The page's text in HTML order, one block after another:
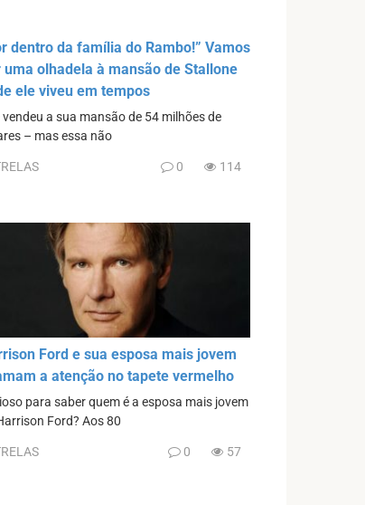
dentro da família do Rambo!” Vamos
uma olhadela à mansão de Stallone
ele viveu em tempos
vendeu a sua mansão de 54 milhões de
– mas essa não
0 114
Ford e sua esposa mais jovem
a atenção no tapete vermelho
para saber quem é a esposa mais jovem
Ford? Aos 80
0 57